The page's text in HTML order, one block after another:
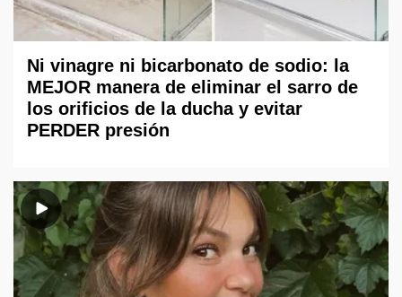
Ni vinagre ni bicarbonato de sodio: la
MEJOR manera de eliminar el sarro de
los orificios de la ducha y evitar
PERDER presión